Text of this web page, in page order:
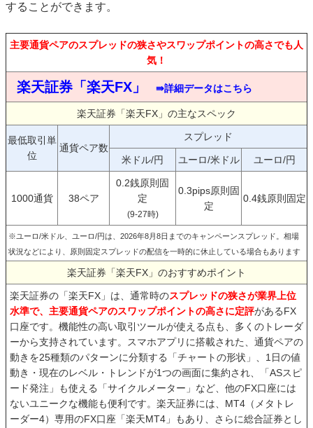
することができます。
主要通貨ペアのスプレッドの狭さやスワップポイントの高さでも人
気！
楽天証券「楽天FX」 ⇛詳細データはこちら
楽天証券「楽天FX」の主なスペック
最低取引単
位
通貨ペア数
スプレッド
米ドル/円 ユーロ/米ドル ユーロ/円
1000通貨 38ペア
0.2銭原則固
定
(9-27時)
0.3pips原則固
定
0.4銭原則固定
※ユーロ/米ドル、ユーロ/円は、2026年8月8日までのキャンペーンスプレッド。相場
状況などにより、原則固定スプレッドの配信を一時的に休止している場合もあります
楽天証券「楽天FX」のおすすめポイント
楽天証券の「楽天FX」は、通常時のスプレッドの狭さが業界上位
水準で、主要通貨ペアのスワップポイントの高さに定評があるFX
口座です。機能性の高い取引ツールが使える点も、多くのトレーダ
ーから支持されています。スマホアプリに搭載された、通貨ペアの
動きを25種類のパターンに分類する「チャートの形状」、1日の値
動き・現在のレベル・トレンドが1つの画面に集約され、「ASスピ
ード発注」も使える「サイクルメーター」など、他のFX口座には
ないユニークな機能も便利です。楽天証券には、MT4（メタトレ
ーダー4）専用のFX口座「楽天MT4」もあり、さらに総合証券とし